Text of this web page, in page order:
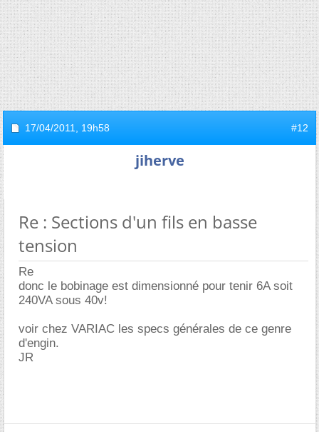
17/04/2011, 19h58 #12
jiherve
Re : Sections d'un fils en basse
tension
Re
donc le bobinage est dimensionné pour tenir 6A soit
240VA sous 40v!
voir chez VARIAC les specs générales de ce genre
d'engin.
JR